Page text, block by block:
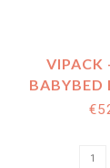
VIPACK
BABYBED
WIT 70